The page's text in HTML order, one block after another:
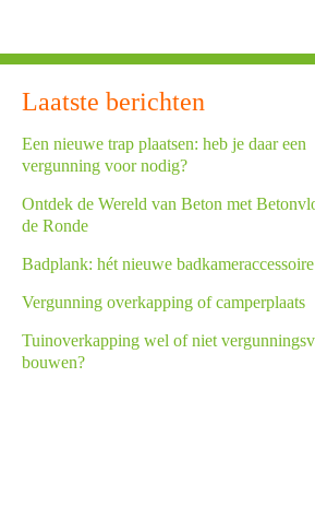
Laatste berichten
Een nieuwe trap plaatsen: heb je daar een
vergunning voor nodig?
Ontdek de Wereld van Beton met
de Ronde
Badplank: hét nieuwe badkameraccessoire
Vergunning overkapping of camperplaats
Tuinoverkapping wel of niet
bouwen?